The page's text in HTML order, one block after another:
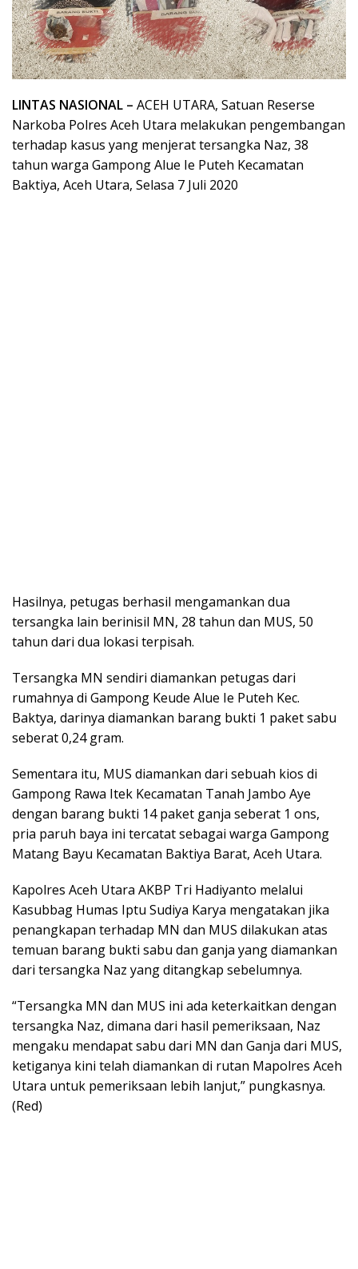
LINTAS NASIONAL – ACEH UTARA, Satuan Reserse
Narkoba Polres Aceh Utara melakukan pengembangan
terhadap kasus yang menjerat tersangka Naz, 38
tahun warga Gampong Alue Ie Puteh Kecamatan
Baktiya, Aceh Utara, Selasa 7 Juli 2020
Hasilnya, petugas berhasil mengamankan dua
tersangka lain berinisil MN, 28 tahun dan MUS, 50
tahun dari dua lokasi terpisah.
Tersangka MN sendiri diamankan petugas dari
rumahnya di Gampong Keude Alue Ie Puteh Kec.
Baktya, darinya diamankan barang bukti 1 paket sabu
seberat 0,24 gram.
Sementara itu, MUS diamankan dari sebuah kios di
Gampong Rawa Itek Kecamatan Tanah Jambo Aye
dengan barang bukti 14 paket ganja seberat 1 ons,
pria paruh baya ini tercatat sebagai warga Gampong
Matang Bayu Kecamatan Baktiya Barat, Aceh Utara.
Kapolres Aceh Utara AKBP Tri Hadiyanto melalui
Kasubbag Humas Iptu Sudiya Karya mengatakan jika
penangkapan terhadap MN dan MUS dilakukan atas
temuan barang bukti sabu dan ganja yang diamankan
dari tersangka Naz yang ditangkap sebelumnya.
“Tersangka MN dan MUS ini ada keterkaitkan dengan
tersangka Naz, dimana dari hasil pemeriksaan, Naz
mengaku mendapat sabu dari MN dan Ganja dari MUS,
ketiganya kini telah diamankan di rutan Mapolres Aceh
Utara untuk pemeriksaan lebih lanjut,” pungkasnya.
(Red)